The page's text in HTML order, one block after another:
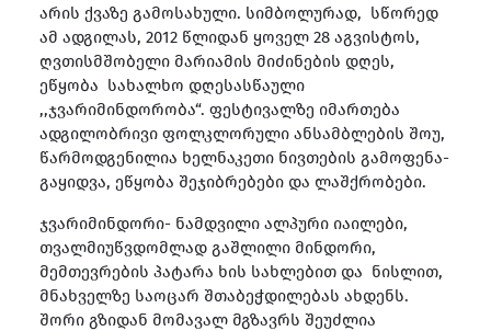
არის ქვაზე გამოსახული. სიმბოლურად, სწორედ
ამ ადგილას, 2012 წლიდან ყოველ 28 აგვისტოს,
ღვთისმშობელი მარიამის მიძინების დღეს,
ეწყობა სახალხო დღესასწაული
,,ჯვარიმინდორობა“. ფესტივალზე იმართება
ადგილობრივი ფოლკლორული ანსამბლების შოუ,
წარმოდგენილია ხელნაკეთი ნივთების გამოფენა-
გაყიდვა, ეწყობა შეჯიბრებები და ლაშქრობები.
ჯვარიმინდორი- ნამდვილი ალპური იაილები,
თვალმიუწვდომლად გაშლილი მინდორი,
მემთევრების პატარა ხის სახლებით და ნისლით,
მნახველზე საოცარ შთაბეჭდილებას ახდენს.
შორი გზიდან მომავალ მგზავრს შეუძლია